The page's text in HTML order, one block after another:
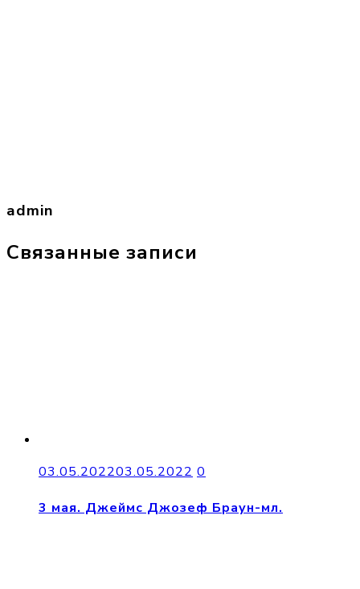
admin
Связанные записи
03.05.202203.05.2022 0
3 мая. Джеймс Джозеф Браун-мл.